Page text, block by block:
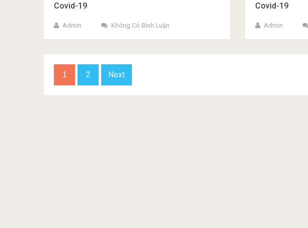
Covid-19
Admin Không Có Bình Luận
Covid-19
Admin
Phân
trang
bài
viết
1 2 Next